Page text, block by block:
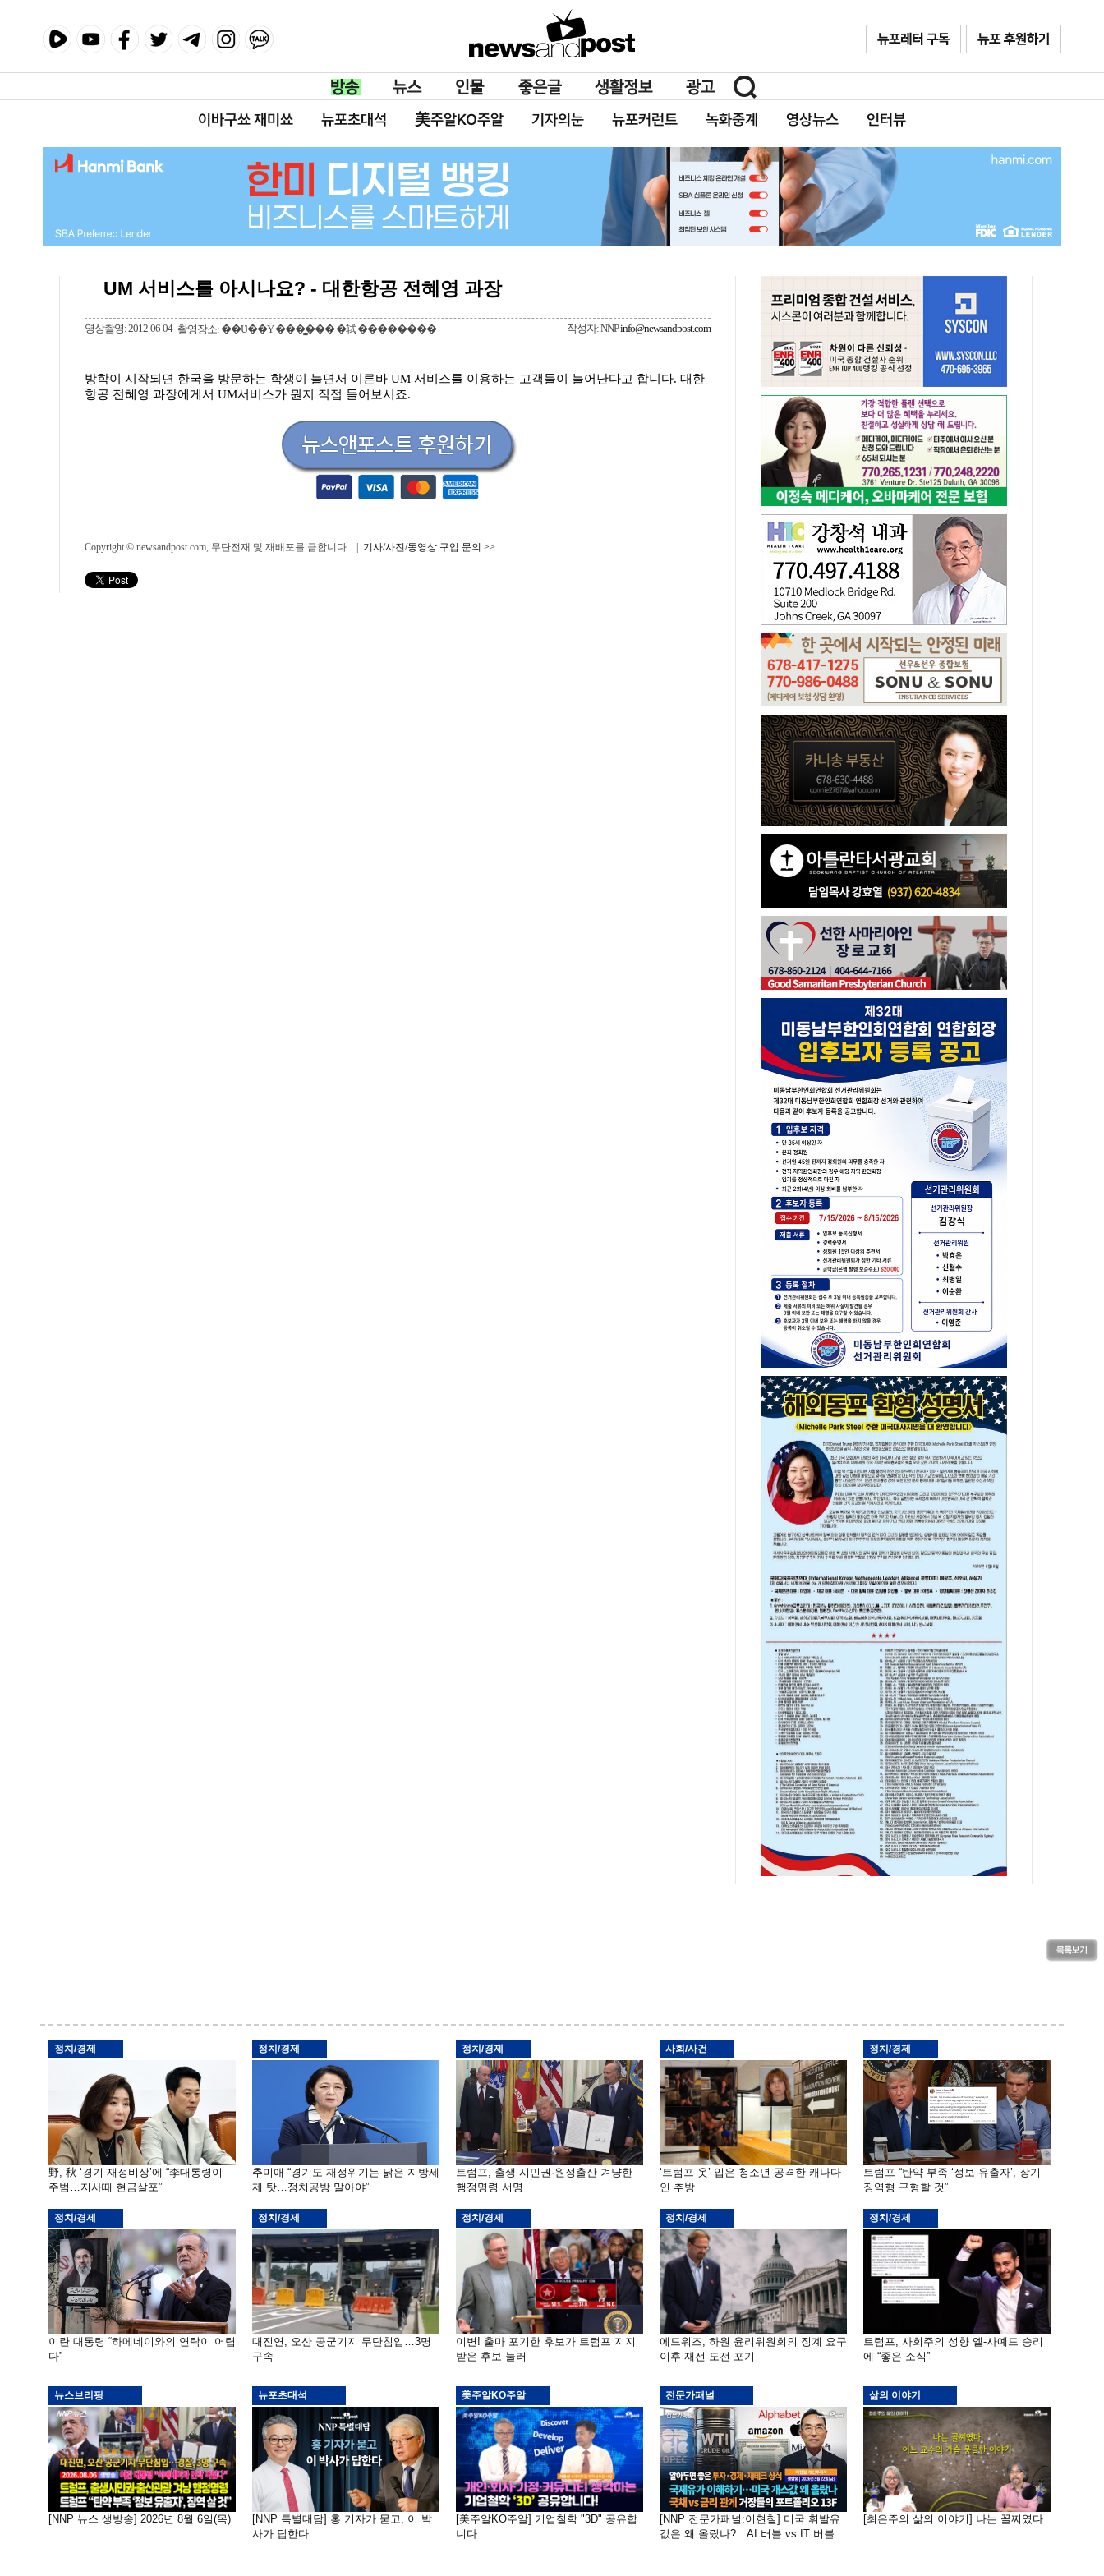
이바구쑈 재미쑈 뉴포초대석 美주알KO주알 기자의눈 뉴포커런트 녹화중계 영상뉴스 인터뷰
UM 서비스를 아시나요? - 대한항공 전혜영 과장
영상촬영: 2012-06-04촬영장소: ��Ʋ��Ÿ ���̳��� �轼 �������� 작성자: NNPinfo@newsandpost.com
방학이 시작되면 한국을 방문하는 학생이 늘면서 이른바 UM 서비스를 이용하는 고객들이 늘어난다고 합니다. 대한
항공 전혜영 과장에게서 UM서비스가 뭔지 직접 들어보시죠.
Copyright © newsandpost.com, 무단전재 및 재배포를 금합니다. | 기사/사진/동영상 구입 문의 >>
정치/경제
野, 秋 ‘경기 재정비상’에 “李대통령이
주범…지사때 현금살포”
정치/경제
추미애 “경기도 재정위기는 낡은 지방세
제 탓…정치공방 말아야”
정치/경제
트럼프, 출생 시민권·원정출산 겨냥한
행정명령 서명
사회/사건
‘트럼프 옷’ 입은 청소년 공격한 캐나다
인 추방
정치/경제
트럼프 “탄약 부족 ‘정보 유출자’, 장기
징역형 구형할 것”
정치/경제
이란 대통령 “하메네이와의 연락이 어렵
다”
정치/경제
대진연, 오산 공군기지 무단침입…3명
구속
정치/경제
이변! 출마 포기한 후보가 트럼프 지지
받은 후보 눌러
정치/경제
에드워즈, 하원 윤리위원회의 징계 요구
이후 재선 도전 포기
정치/경제
트럼프, 사회주의 성향 엘-사예드 승리
에 “좋은 소식”
뉴스브리핑
[NNP 뉴스 생방송] 2026년 8월 6일(목)
뉴포초대석
[NNP 특별대담] 홍 기자가 묻고, 이 박
사가 답한다
美주알KO주알
[美주알KO주알] 기업철학 "3D" 공유합
니다
전문가패널
[NNP 전문가패널:이현철] 미국 휘발유
값은 왜 올랐나?…AI 버블 vs IT 버블
삶의 이야기
[최은주의 삶의 이야기] 나는 꼴찌였다